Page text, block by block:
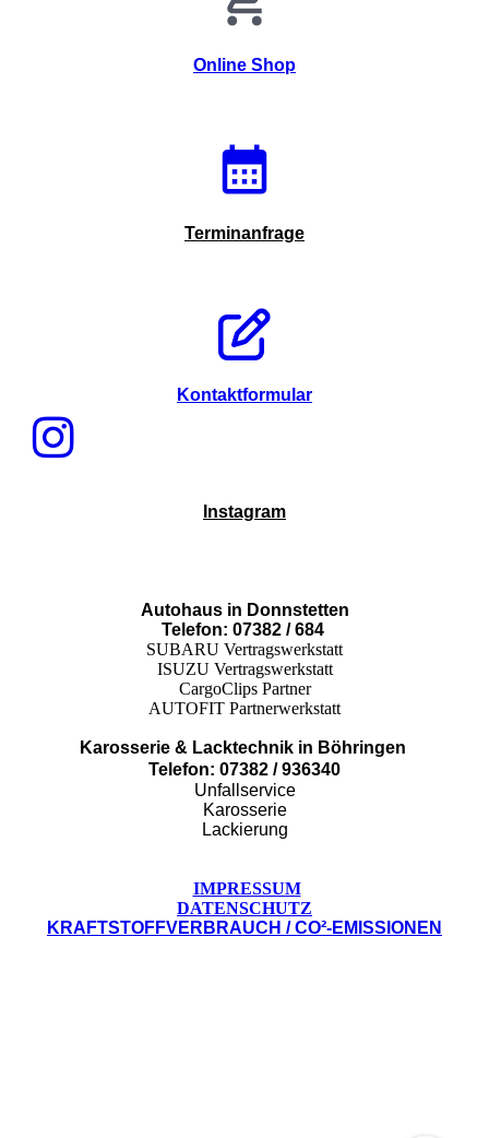
Online Shop
Terminanfrage
Kontaktformular
Instagram
Autohaus in Donnstetten
Telefon: 07382 / 684
SUBARU Vertragswerkstatt
ISUZU Vertragswerkstatt
CargoClips Partner
AUTOFIT Partnerwerkstatt
Karosserie & Lacktechnik in Böhringen
Telefon: 07382 / 936340
Unfallservice
Karosserie
Lackierung
IMPRESSUM
DATENSCHUTZ
KRAFTSTOFFVERBRAUCH / CO²-EMISSIONEN